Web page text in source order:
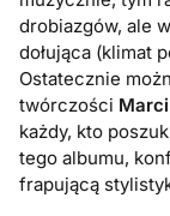
drobiazgów, ale
dołująca (klimat
Ostatecznie
twórczości
każdy, kto
tego albumu,
frapującą